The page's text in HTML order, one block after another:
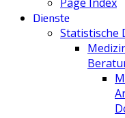
Dienste
Statistische